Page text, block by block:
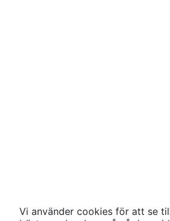
Vi använder cookies för att se